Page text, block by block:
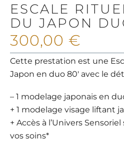
ESCALE
DU JAPON
300,00 €
Cette prestation est une
Japon en duo 80′ avec le
– 1 modelage japonais en
+ 1 modelage visage liftant
+ Accès à l’Univers
vos soins*